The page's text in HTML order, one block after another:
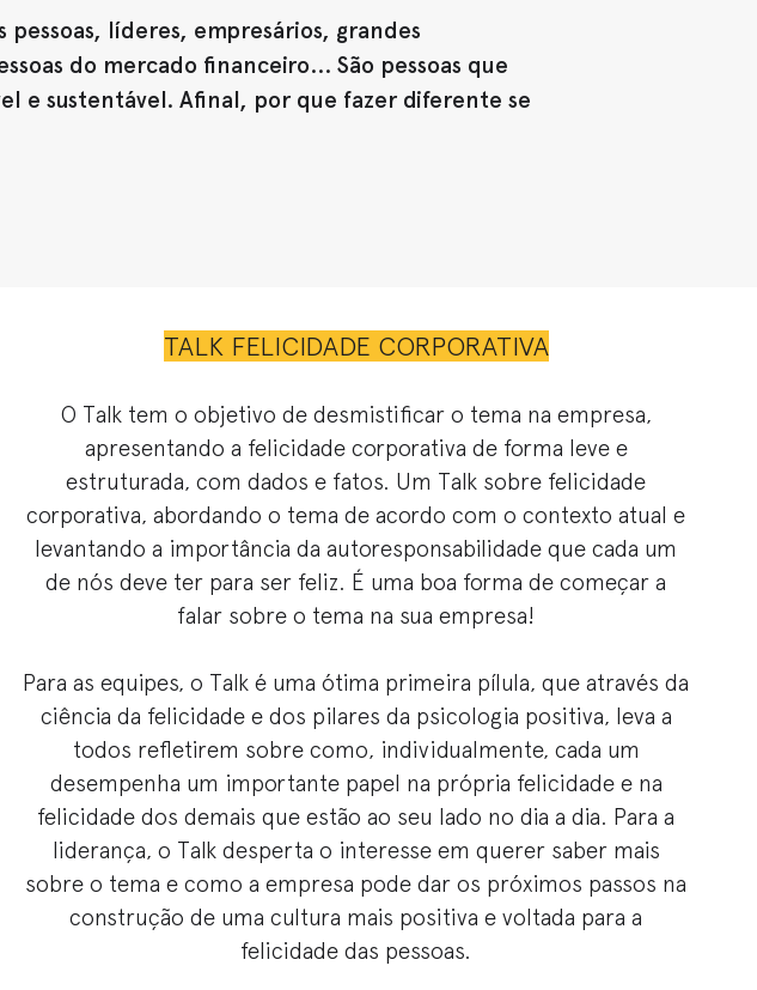
líderes, empresários, grandes
do mercado financeiro... São pessoas que
e sustentável. Afinal, por que fazer diferente se
TALK FELICIDADE CORPORATIVA
O Talk tem o objetivo de desmistificar o tema na empresa,
apresentando a felicidade corporativa de forma leve e
estruturada, com dados e fatos. Um Talk sobre felicidade
corporativa, abordando o tema de acordo com o contexto atual e
levantando a importância da autoresponsabilidade que cada um
de nós deve ter para ser feliz. É uma boa forma de começar a
falar sobre o tema na sua empresa!
Para as equipes, o Talk é uma ótima primeira pílula, que através da
ciência da felicidade e dos pilares da psicologia positiva, leva a
todos refletirem sobre como, individualmente, cada um
desempenha um importante papel na própria felicidade e na
felicidade dos demais que estão ao seu lado no dia a dia. Para a
liderança, o Talk desperta o interesse em querer saber mais
sobre o tema e como a empresa pode dar os próximos passos na
construção de uma cultura mais positiva e voltada para a
felicidade das pessoas.